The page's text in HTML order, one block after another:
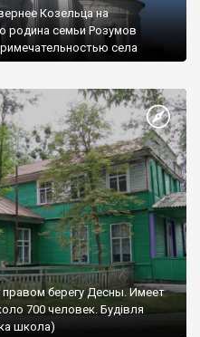
Козельца на
родина семьи Розумов
села
построенная на
это прекрасное сооружение,
это либо Квасов, или
Церковь вздымается над
с автодороги.
берегу Десны. Имеет
700 человек. Будівля
школа)